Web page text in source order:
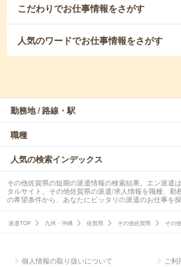
こだわりでお仕事情報をさがす
人気のワードでお仕事情報をさがす
勤務地 / 路線・駅
職種
人気の検索インデックス
その他佐賀県の短期の派遣情報の検索結果。エン派遣
タルサイト。その他佐賀県の派遣/求人情報を職種、
の希望条件から、あなたにピッタリの派遣のお仕事を探
派遣TOP 九州・沖縄 佐賀県 その他佐賀県 その
個人情報の取り扱いについて ご利